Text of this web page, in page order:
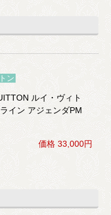
ン
ルイ・ヴィト
ライン アジェンダPM
価格 33,000円